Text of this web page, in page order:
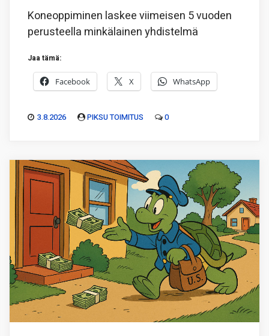
Koneoppiminen laskee viimeisen 5 vuoden
perusteella minkälainen yhdistelmä
Jaa tämä:
Facebook X WhatsApp
3.8.2026 PIKSU TOIMITUS 0